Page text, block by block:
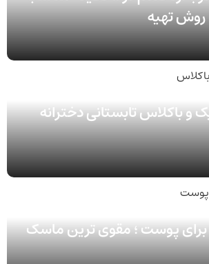
روش تهیه
باکلاس تابستانی دخترانه
ماسک امگا 3 برای پوست ؛ مقوی ترین ماسک